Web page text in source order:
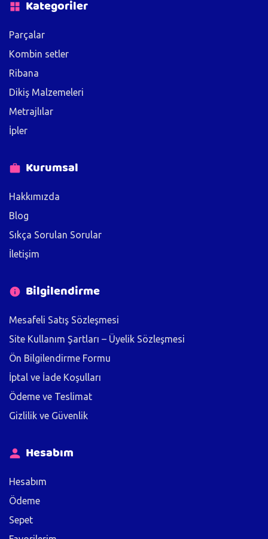
Kategoriler
Parçalar
Kombin setler
Ribana
Dikiş Malzemeleri
Metrajlılar
İpler
Kurumsal
Hakkımızda
Blog
Sıkça Sorulan Sorular
İletişim
Bilgilendirme
Mesafeli Satış Sözleşmesi
Site Kullanım Şartları – Üyelik Sözleşmesi
Ön Bilgilendirme Formu
İptal ve İade Koşulları
Ödeme ve Teslimat
Gizlilik ve Güvenlik
Hesabım
Hesabım
Ödeme
Sepet